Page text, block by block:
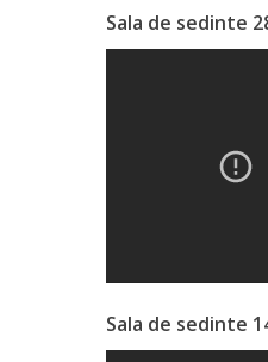
Sala de sedinte
Sala de sedinte